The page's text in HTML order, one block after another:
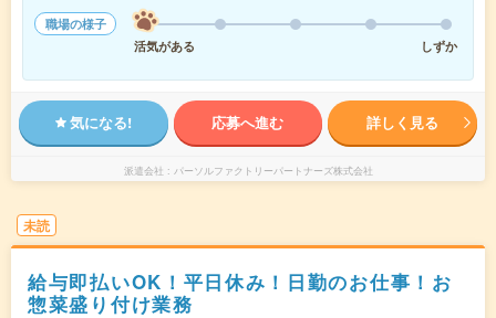
職場の様子
活気がある
しずか
気になる! 応募へ進む 詳しく見る
派遣会社 パーソルファクトリーパートナーズ株式会社
未読
給与即払いOK！平日休み！日勤のお仕事！お
惣菜盛り付け業務